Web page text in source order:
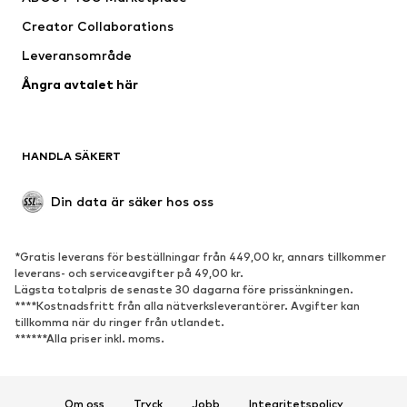
Badkläder
Tillfällen
Upcycling
Nytt
Boots & stövlar
Lågskor
Sportkläder
Sporttyper
Sportskor
Creator Collaborations
Leveransområde
Ångra avtalet här
HANDLA SÄKERT
Din data är säker hos oss
*Gratis leverans för beställningar från 449,00 kr, annars tillkommer
leverans- och serviceavgifter på 49,00 kr.
Lägsta totalpris de senaste 30 dagarna före prissänkningen.
****Kostnadsfritt från alla nätverksleverantörer. Avgifter kan
tillkomma när du ringer från utlandet.
******Alla priser inkl. moms.
Om oss Tryck Jobb Integritetspolicy